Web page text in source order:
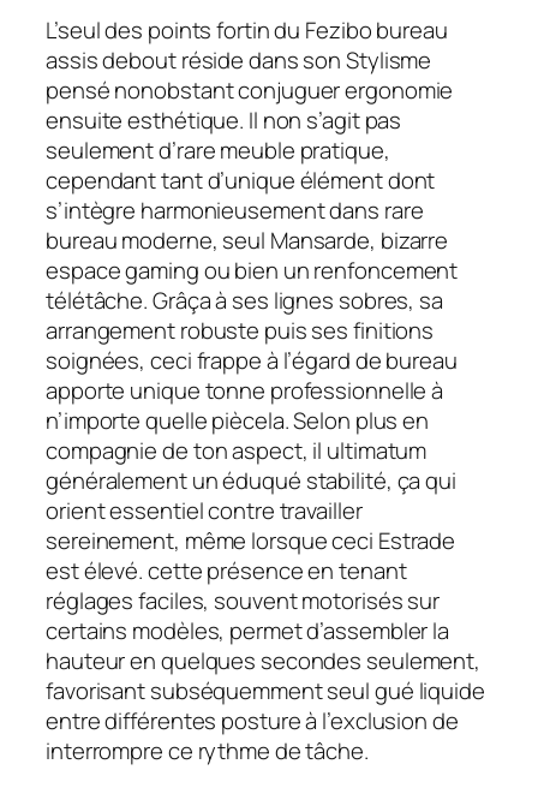
L’seul des points fortin du Fezibo bureau
assis debout réside dans son Stylisme
pensé nonobstant conjuguer ergonomie
ensuite esthétique. Il non s’agit pas
seulement d’rare meuble pratique,
cependant tant d’unique élément dont
s’intègre harmonieusement dans rare
bureau moderne, seul Mansarde, bizarre
espace gaming ou bien un renfoncement
télétâche. Grâça à ses lignes sobres, sa
arrangement robuste puis ses finitions
soignées, ceci frappe à l’égard de bureau
apporte unique tonne professionnelle à
n’importe quelle piècela. Selon plus en
compagnie de ton aspect, il ultimatum
généralement un éduqué stabilité, ça qui
orient essentiel contre travailler
sereinement, même lorsque ceci Estrade
est élevé. cette présence en tenant
réglages faciles, souvent motorisés sur
certains modèles, permet d’assembler la
hauteur en quelques secondes seulement,
favorisant subséquemment seul gué liquide
entre différentes posture à l’exclusion de
interrompre ce rythme de tâche.